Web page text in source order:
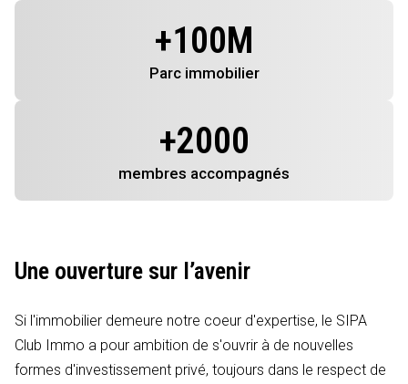
+100M
Parc immobilier
+2000
membres accompagnés
Une ouverture sur l’avenir
Si l'immobilier demeure notre coeur d'expertise, le SIPA
Club Immo a pour ambition de s'ouvrir à de nouvelles
formes d'investissement privé, toujours dans le respect de